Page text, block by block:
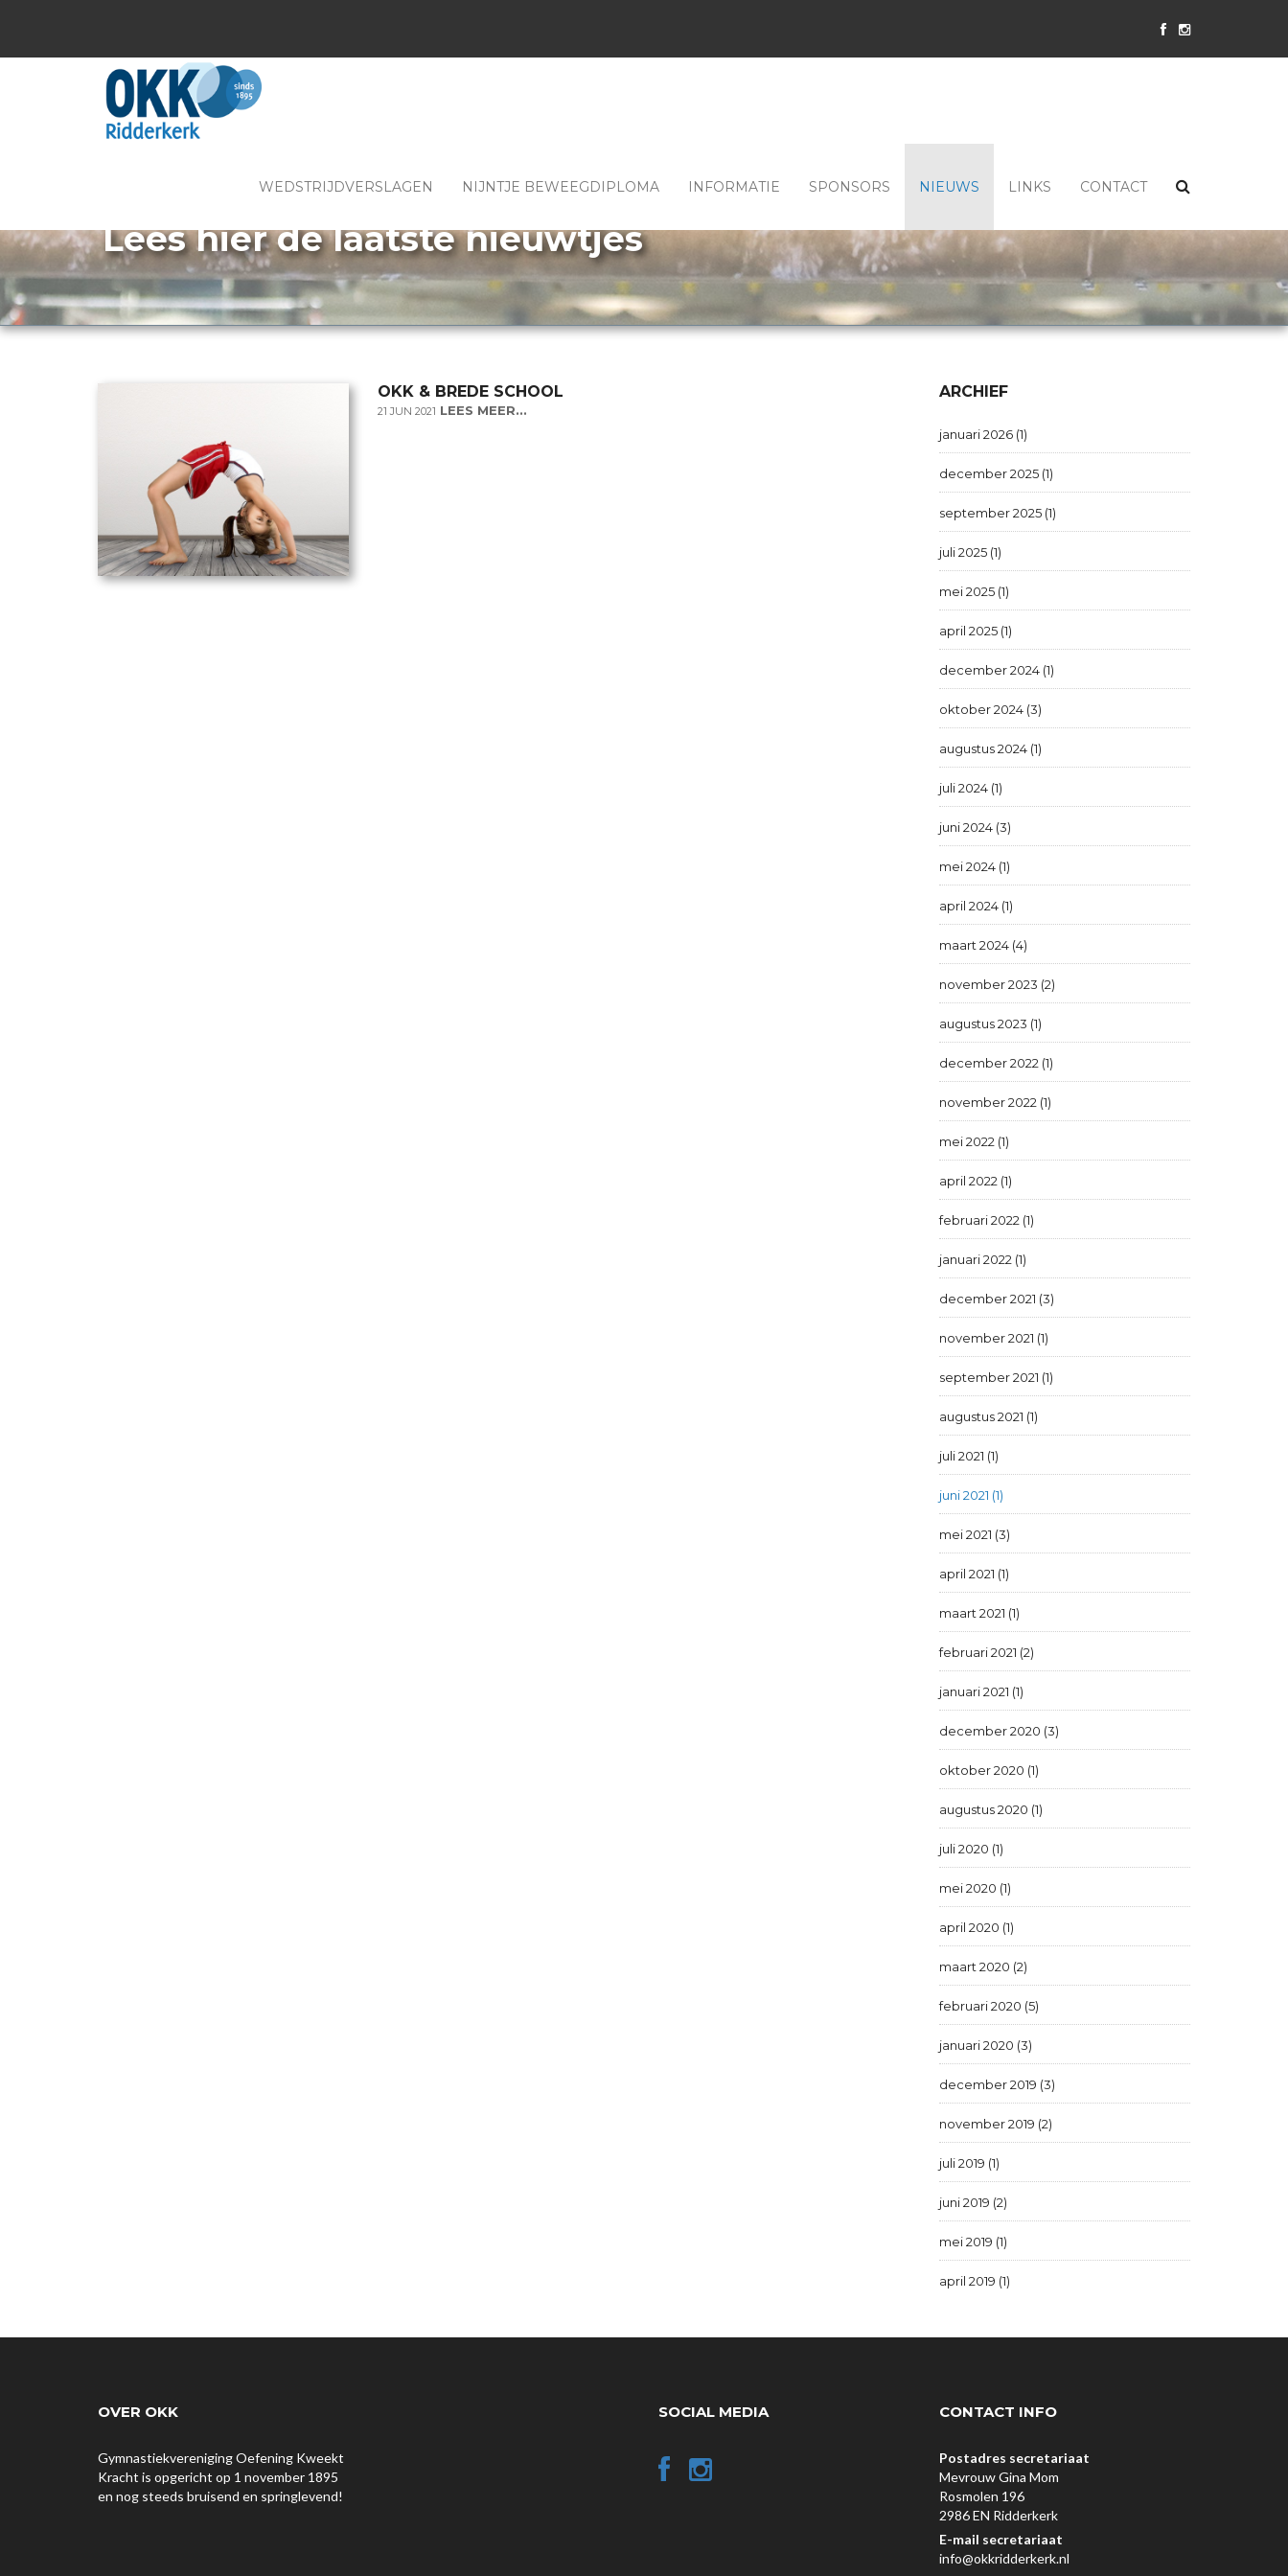
WEDSTRIJDVERSLAGEN NIJNTJE BEWEEGDIPLOMA INFORMATIE SPONSORS NIEUWS LINKS CONTACT
Lees hier de laatste nieuwtjes
OKK & BREDE SCHOOL
21 JUN 2021 LEES MEER...
ARCHIEF
januari 2026 (1)
december 2025 (1)
september 2025 (1)
juli 2025 (1)
mei 2025 (1)
april 2025 (1)
december 2024 (1)
oktober 2024 (3)
augustus 2024 (1)
juli 2024 (1)
juni 2024 (3)
mei 2024 (1)
april 2024 (1)
maart 2024 (4)
november 2023 (2)
augustus 2023 (1)
december 2022 (1)
november 2022 (1)
mei 2022 (1)
april 2022 (1)
februari 2022 (1)
januari 2022 (1)
december 2021 (3)
november 2021 (1)
september 2021 (1)
augustus 2021 (1)
juli 2021 (1)
juni 2021 (1)
mei 2021 (3)
april 2021 (1)
maart 2021 (1)
februari 2021 (2)
januari 2021 (1)
december 2020 (3)
oktober 2020 (1)
augustus 2020 (1)
juli 2020 (1)
mei 2020 (1)
april 2020 (1)
maart 2020 (2)
februari 2020 (5)
januari 2020 (3)
december 2019 (3)
november 2019 (2)
juli 2019 (1)
juni 2019 (2)
mei 2019 (1)
april 2019 (1)
OVER OKK
Gymnastiekvereniging Oefening Kweekt
Kracht is opgericht op 1 november 1895
en nog steeds bruisend en springlevend!
SOCIAL MEDIA CONTACT INFO
Postadres secretariaat
Mevrouw Gina Mom
Rosmolen 196
2986 EN Ridderkerk
E-mail secretariaat
info@okkridderkerk.nl